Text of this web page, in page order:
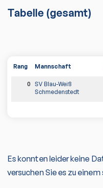
Tabelle (gesamt)
Rang Mannschaft
0
SV Blau-Weiß
Schmedenstedt
Es konnten leider keine
versuchen Sie es zu